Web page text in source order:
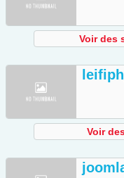
Voir des
Voir